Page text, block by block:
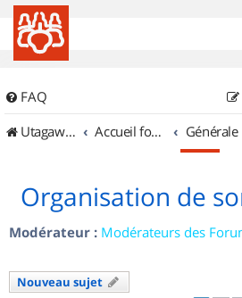
FAQ
UtagawaVTT (Randos VTT et VTTAE avec traces GPS)
Accueil forum Générale
Organisation de
Modérateur : Modérateurs des
Nouveau sujet